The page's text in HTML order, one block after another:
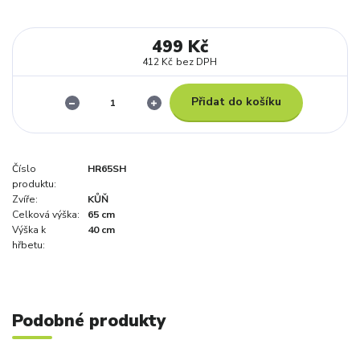
499 Kč
412 Kč bez DPH
Přidat do košíku
Číslo
produktu:
HR65SH
Zvíře:
KŮŇ
Celková výška:
65 cm
Výška k
hřbetu:
40 cm
Podobné produkty